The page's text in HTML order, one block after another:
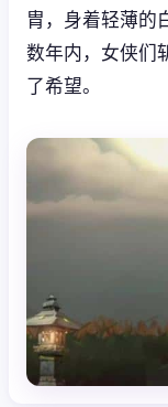
胄，身着轻薄的
数年内，女侠们
了希望。